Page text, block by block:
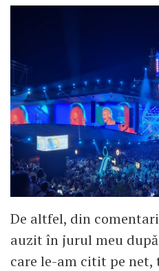
De altfel, din
auzit în jurul meu
care le-am citit pe net,